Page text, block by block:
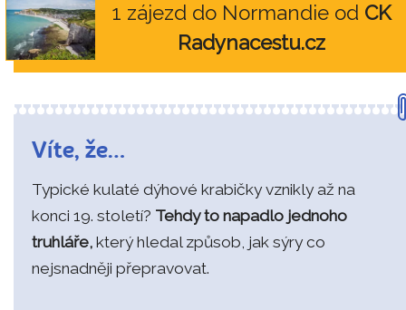
1 zájezd do Normandie od CK
Radynacestu.cz
Víte, že…
Typické kulaté dýhové krabičky vznikly až na
konci 19. století? Tehdy to napadlo jednoho
truhláře, který hledal způsob, jak sýry co
nejsnadněji přepravovat.